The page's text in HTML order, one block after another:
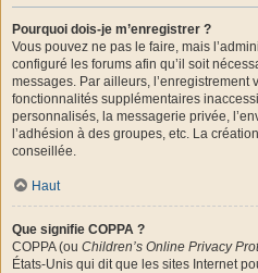
Pourquoi dois-je m’enregistrer ?
Vous pouvez ne pas le faire, mais
configuré les forums afin qu’il soit
messages. Par ailleurs, l’enregistrement
fonctionnalités supplémentaires
personnalisés, la messagerie privée,
l’adhésion à des groupes, etc. La
conseillée.
Haut
Que signifie COPPA ?
COPPA (ou Children’s Online Privacy
États-Unis qui dit que les sites Internet